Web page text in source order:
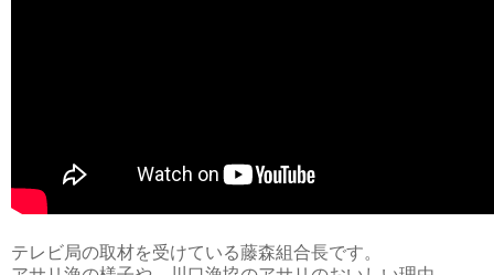
テレビ局の取材を受けている藤森組合長です。